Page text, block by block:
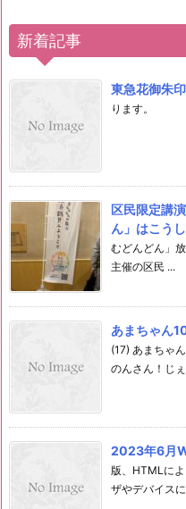
新着記事
東急花御朱
ります。
区民限定講
ん」はこう
むどんどん」
主催の区民 ...
あまちゃん
(17) あまちゃ
のんさん！じ
2023年6月
版、HTMLに
ザやデバイス